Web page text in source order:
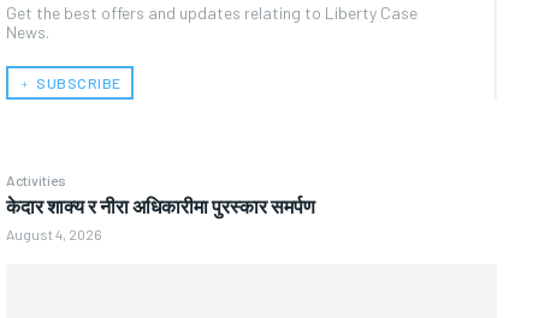
Get the best offers and updates relating to Liberty Case
News.
﹢ SUBSCRIBE
Activities
केदार शाक्य र नीरा अधिकारीमा पुरस्कार समर्पण
August 4, 2026